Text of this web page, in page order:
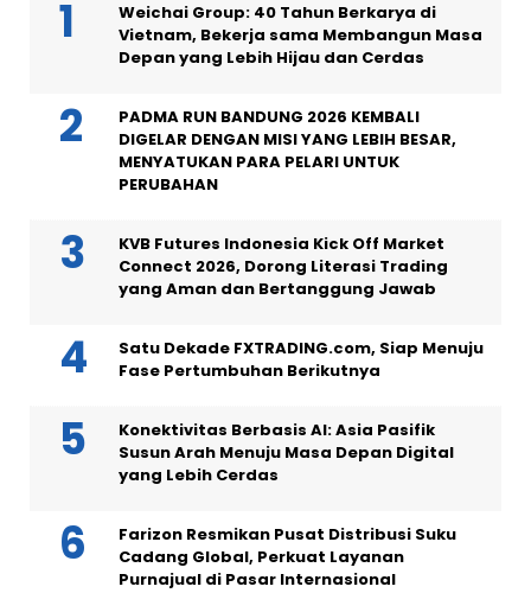
Weichai Group: 40 Tahun Berkarya di
Vietnam, Bekerja sama Membangun Masa
Depan yang Lebih Hijau dan Cerdas
PADMA RUN BANDUNG 2026 KEMBALI
DIGELAR DENGAN MISI YANG LEBIH BESAR,
MENYATUKAN PARA PELARI UNTUK
PERUBAHAN
KVB Futures Indonesia Kick Off Market
Connect 2026, Dorong Literasi Trading
yang Aman dan Bertanggung Jawab
Satu Dekade FXTRADING.com, Siap Menuju
Fase Pertumbuhan Berikutnya
Konektivitas Berbasis AI: Asia Pasifik
Susun Arah Menuju Masa Depan Digital
yang Lebih Cerdas
Farizon Resmikan Pusat Distribusi Suku
Cadang Global, Perkuat Layanan
Purnajual di Pasar Internasional